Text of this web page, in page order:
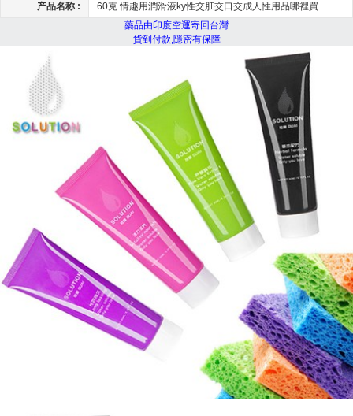
产品名称 :
60克 情趣用潤滑液ky性交肛交口交成人性用品哪裡買
藥品由印度空運寄回台灣
貨到付款,隱密有保障